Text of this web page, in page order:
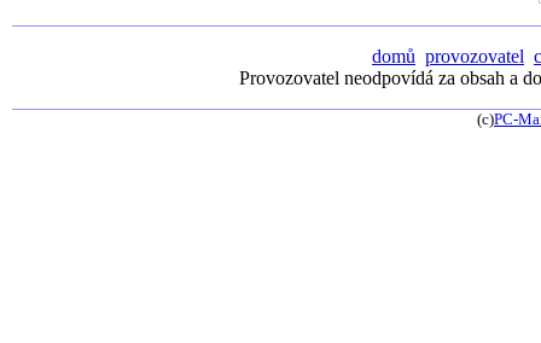
domů provozovatel
Provozovatel neodpovídá za obsah a
(c)PC-